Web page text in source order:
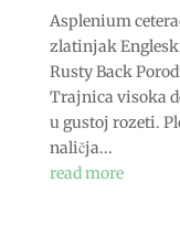
Asplenium
zlatinjak
Rusty Back
Trajnica visoka
u gustoj rozeti.
naličja...
read more